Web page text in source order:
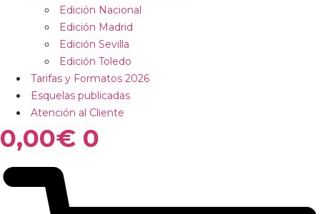
Edición Nacional
Edición Madrid
Edición Sevilla
Edición Toledo
Tarifas y Formatos 2026
Esquelas publicadas
Atención al Cliente
0,00€ 0